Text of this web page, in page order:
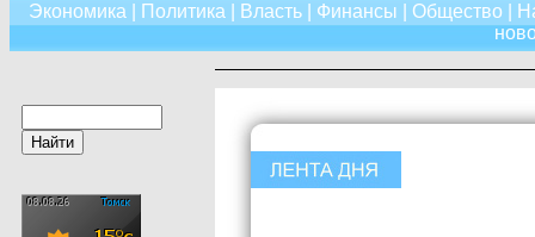
Экономика Политика Власть| Финансы Общество